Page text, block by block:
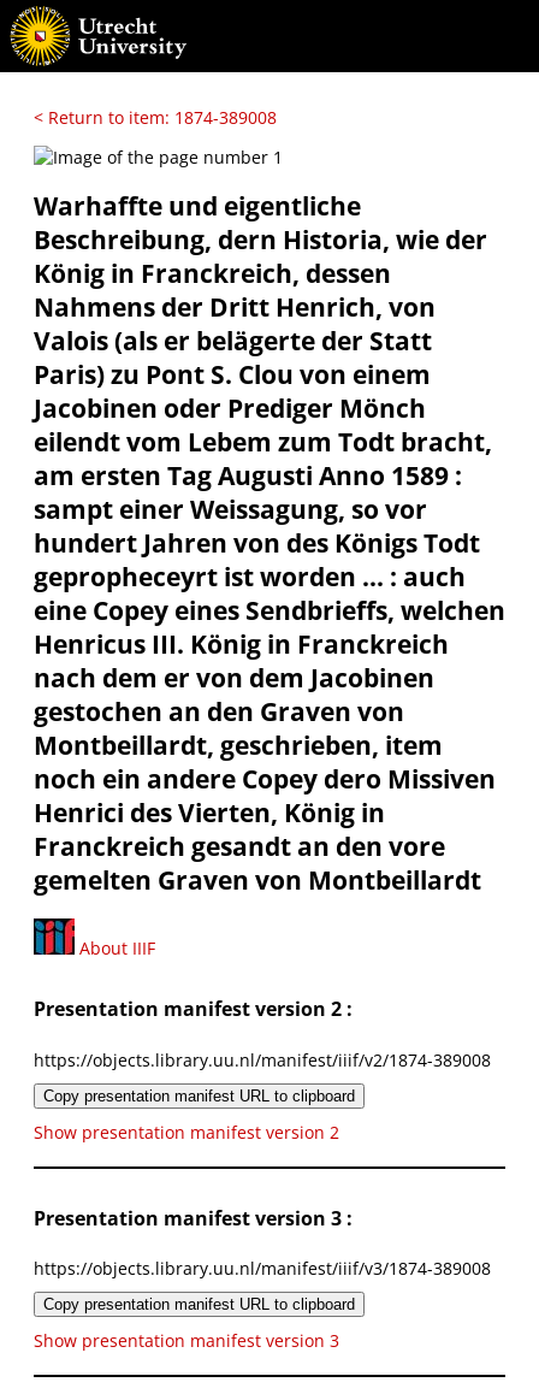
< Return to item: 1874-389008
Warhaffte und eigentliche
Beschreibung, dern Historia, wie der
König in Franckreich, dessen
Nahmens der Dritt Henrich, von
Valois (als er belägerte der Statt
Paris) zu Pont S. Clou von einem
Jacobinen oder Prediger Mönch
eilendt vom Lebem zum Todt bracht,
am ersten Tag Augusti Anno 1589 :
sampt einer Weissagung, so vor
hundert Jahren von des Königs Todt
gepropheceyrt ist worden ... : auch
eine Copey eines Sendbrieffs, welchen
Henricus III. König in Franckreich
nach dem er von dem Jacobinen
gestochen an den Graven von
Montbeillardt, geschrieben, item
noch ein andere Copey dero Missiven
Henrici des Vierten, König in
Franckreich gesandt an den vore
gemelten Graven von Montbeillardt
About IIIF
Presentation manifest version 2 :
https://objects.library.uu.nl/manifest/iiif/v2/1874-389008
Copy presentation manifest URL to clipboard
Show presentation manifest version 2
Presentation manifest version 3 :
https://objects.library.uu.nl/manifest/iiif/v3/1874-389008
Copy presentation manifest URL to clipboard
Show presentation manifest version 3